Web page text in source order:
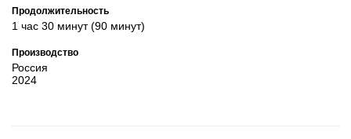
Продолжительность
1 час 30 минут (90 минут)
Производство
Россия
2024